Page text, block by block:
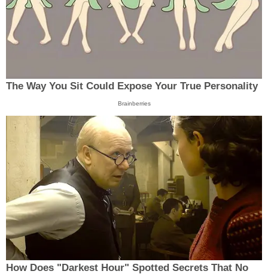
The Way You Sit Could Expose Your True Personality
Brainberries
How Does "Darkest Hour" Spotted Secrets That No